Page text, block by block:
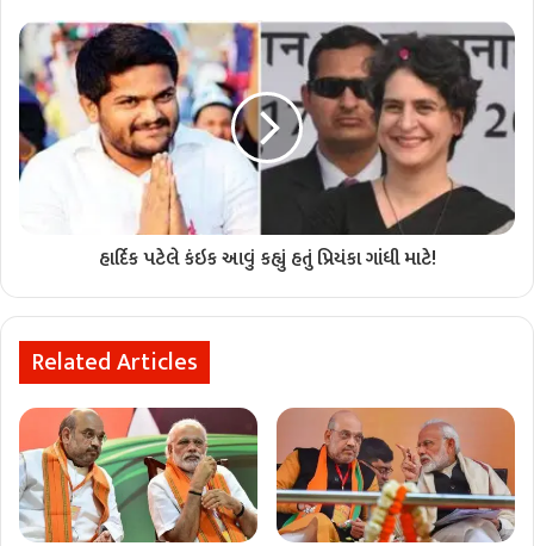
હાર્દિક પટેલે કંઇક આવું કહ્યું હતું પ્રિયંકા ગાંધી માટે!
Related Articles